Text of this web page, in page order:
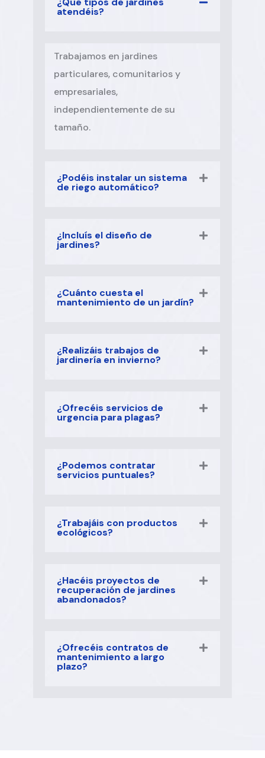
atendéis?
Trabajamos en jardines
particulares, comunitarios y
empresariales,
independientemente de su
tamaño.
¿Podéis instalar un sistema
de riego automático?
¿Incluís el diseño de
jardines?
¿Cuánto cuesta el
mantenimiento de un jardín?
¿Realizáis trabajos de
jardinería en invierno?
¿Ofrecéis servicios de
urgencia para plagas?
¿Podemos contratar
servicios puntuales?
¿Trabajáis con productos
ecológicos?
¿Hacéis proyectos de
recuperación de jardines
abandonados?
¿Ofrecéis contratos de
mantenimiento a largo
plazo?